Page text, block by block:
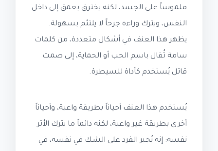
ملموساً على الجسد، لكنه يخترق بعمق إلى داخل
النفس، ويترك وراءه جرحاً لا يلتئم بسهولة.
يظهر هذا العنف في أشكال متعددة، من كلمات
سامة تُقال باسم الحب أو الحماية، إلى صمت
قاتل يُستخدم كأداة للسيطرة.
يُستخدم هذا العنف أحياناً بطريقة واعية، وأحياناً
أخرى بطريقة غير واعية، لكنه دائماً ما يترك الأثر
نفسه: إنه يُجبر الفرد على الشك في نفسه، في